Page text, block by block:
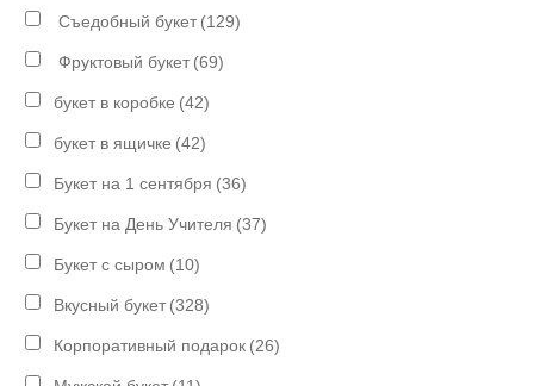
Съедобный букет (129)
Фруктовый букет (69)
букет в коробке (42)
букет в ящичке (42)
Букет на 1 сентября (36)
Букет на День Учителя (37)
Букет с сыром (10)
Вкусный букет (328)
Корпоративный подарок (26)